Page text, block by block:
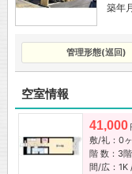
築年
管理形態(巡回)
空室情報
41,000
敷/礼：0
階 数：3階
間/広：